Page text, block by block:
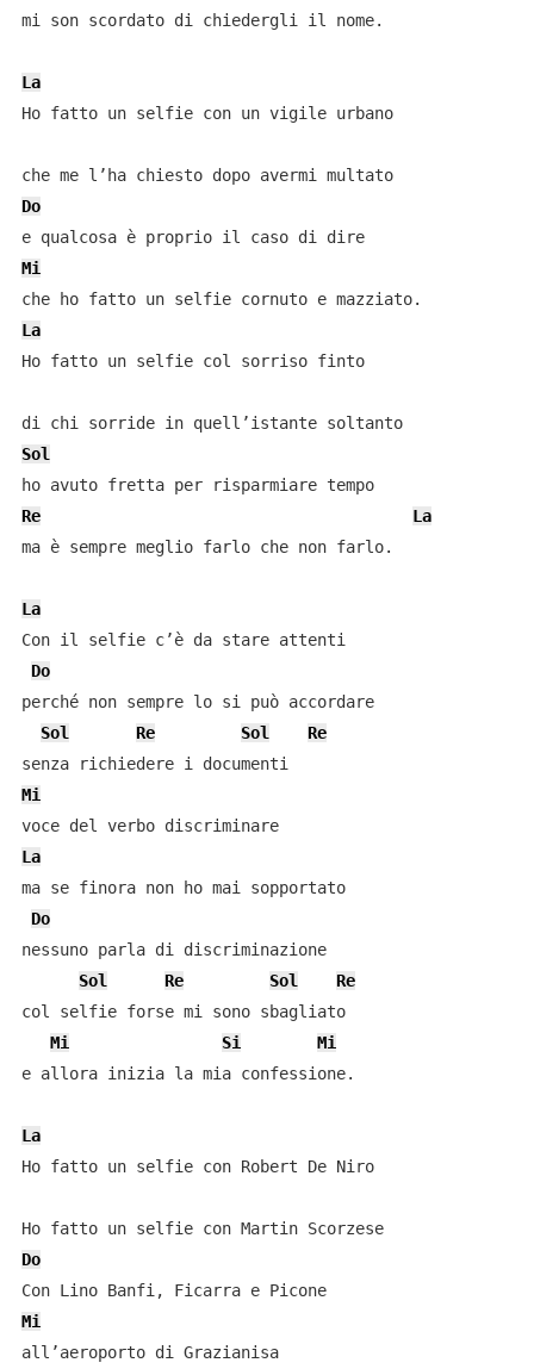
mi son scordato di chiedergli il nome.
La
Ho fatto un selfie con un vigile urbano
che me l’ha chiesto dopo avermi multato
Do
e qualcosa è proprio il caso di dire
Mi
La
Ho fatto un selfie col sorriso finto
di chi sorride in quell’istante soltanto
Sol
ho avuto fretta per risparmiare tempo
Re
La
ma è sempre meglio farlo che non farlo.
La
Con il selfie c’è da stare attenti
Do
perché non sempre lo si può accordare
Sol
Re Sol
Re
Mi
voce del verbo discriminare
La
ma se finora non ho mai sopportato
Do
nessuno parla di discriminazione
Sol
Re Sol
Re
col selfie forse mi sono sbagliato
Mi
Si
Mi
e allora inizia la mia confessione.
La
Ho fatto un selfie con Robert De Niro
Ho fatto un selfie con Martin Scorzese
Do
Con Lino Banfi, Ficarra e Picone
Mi
all’aeroporto di Grazianisa